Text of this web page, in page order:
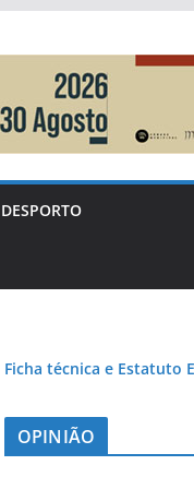
DESPORTO
Ficha técnica e Estatuto
OPINIÃO